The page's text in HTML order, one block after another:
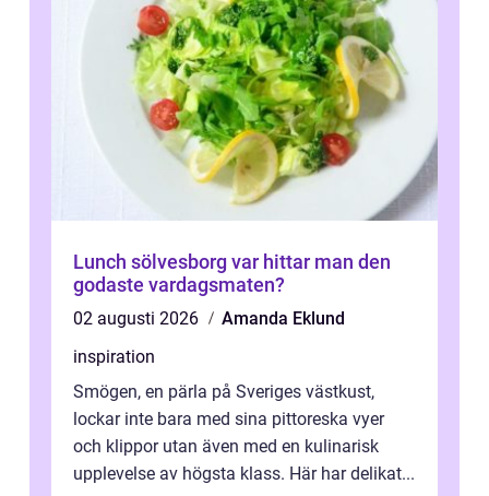
Lunch sölvesborg var hittar man den
godaste vardagsmaten?
02 augusti 2026
Amanda Eklund
inspiration
Smögen, en pärla på Sveriges västkust,
lockar inte bara med sina pittoreska vyer
och klippor utan även med en kulinarisk
upplevelse av högsta klass. Här har delikat...